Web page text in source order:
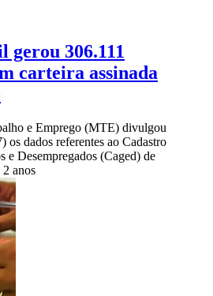
gerou 306.111
carteira assinada
e Emprego (MTE) divulgou
os dados referentes ao Cadastro
e Desempregados (Caged) de
anos